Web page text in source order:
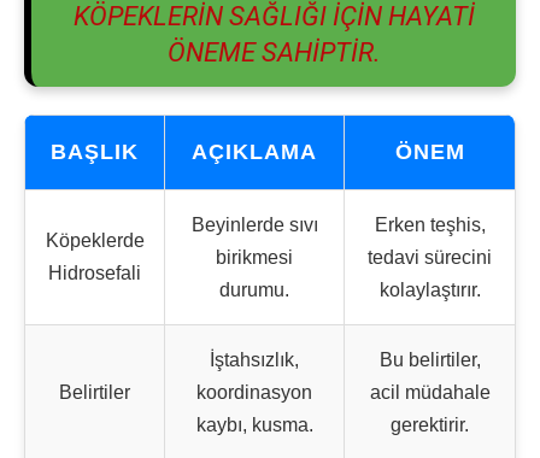
KÖPEKLERIN SAĞLIĞI IÇIN HAYATI
ÖNEME SAHIPTIR.
BAŞLIK AÇIKLAMA ÖNEM
Köpeklerde
Hidrosefali
Beyinlerde sıvı
birikmesi
durumu.
Erken teşhis,
tedavi sürecini
kolaylaştırır.
Belirtiler
İştahsızlık,
koordinasyon
kaybı, kusma.
Bu belirtiler,
acil müdahale
gerektirir.